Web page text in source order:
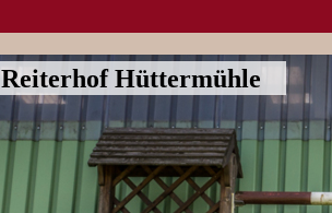
Reiterhof Hüttermühle